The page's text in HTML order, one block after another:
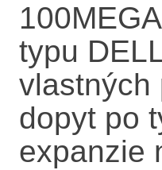
typu
vlastných
dopyt po
expanzie